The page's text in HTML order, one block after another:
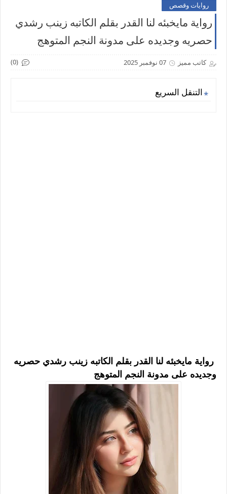
روايات وقصص
رواية مايخبئه لنا القدر بقلم الكاتبه زينب رشدي
حصريه وجديده على مدونة النجم المتوهج
كاتب مميز 07 نوفمبر 2025 (0)
التنقل السريع
رواية مايخبئه لنا القدر بقلم الكاتبه زينب رشدي حصريه
وجديده على مدونة النجم المتوهج